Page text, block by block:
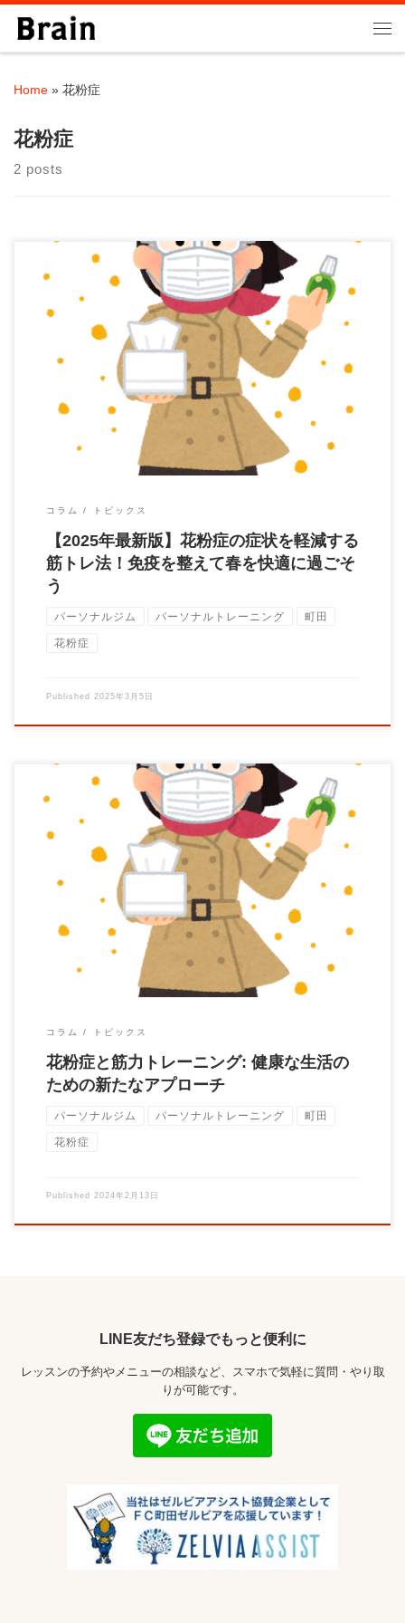
Skip to content
Home » 花粉症
花粉症
2 posts
花粉症シーズンでも筋トレを続けるべき理由 春になると、くし
ゃみや鼻水が止まらず、目もかゆい…。 「花 […]
コラム トピックス
【2025年最新版】花粉症の症状を軽減する
筋トレ法！免疫を整えて春を快適に過ごそ
う
パーソナルジム パーソナルトレーニング 町田
花粉症
Published 2025年3月5日
東京都町田市の健康増進専門パーソナルトレーニングジムBrain
代表の大石です。 今日はそろそろ気にな […]
コラム トピックス
花粉症と筋力トレーニング: 健康な生活の
ための新たなアプローチ
パーソナルジム パーソナルトレーニング 町田
花粉症
Published 2024年2月13日
LINE友だち登録でもっと便利に
レッスンの予約やメニューの相談など、スマホで気軽に質問・やり取
りが可能です。